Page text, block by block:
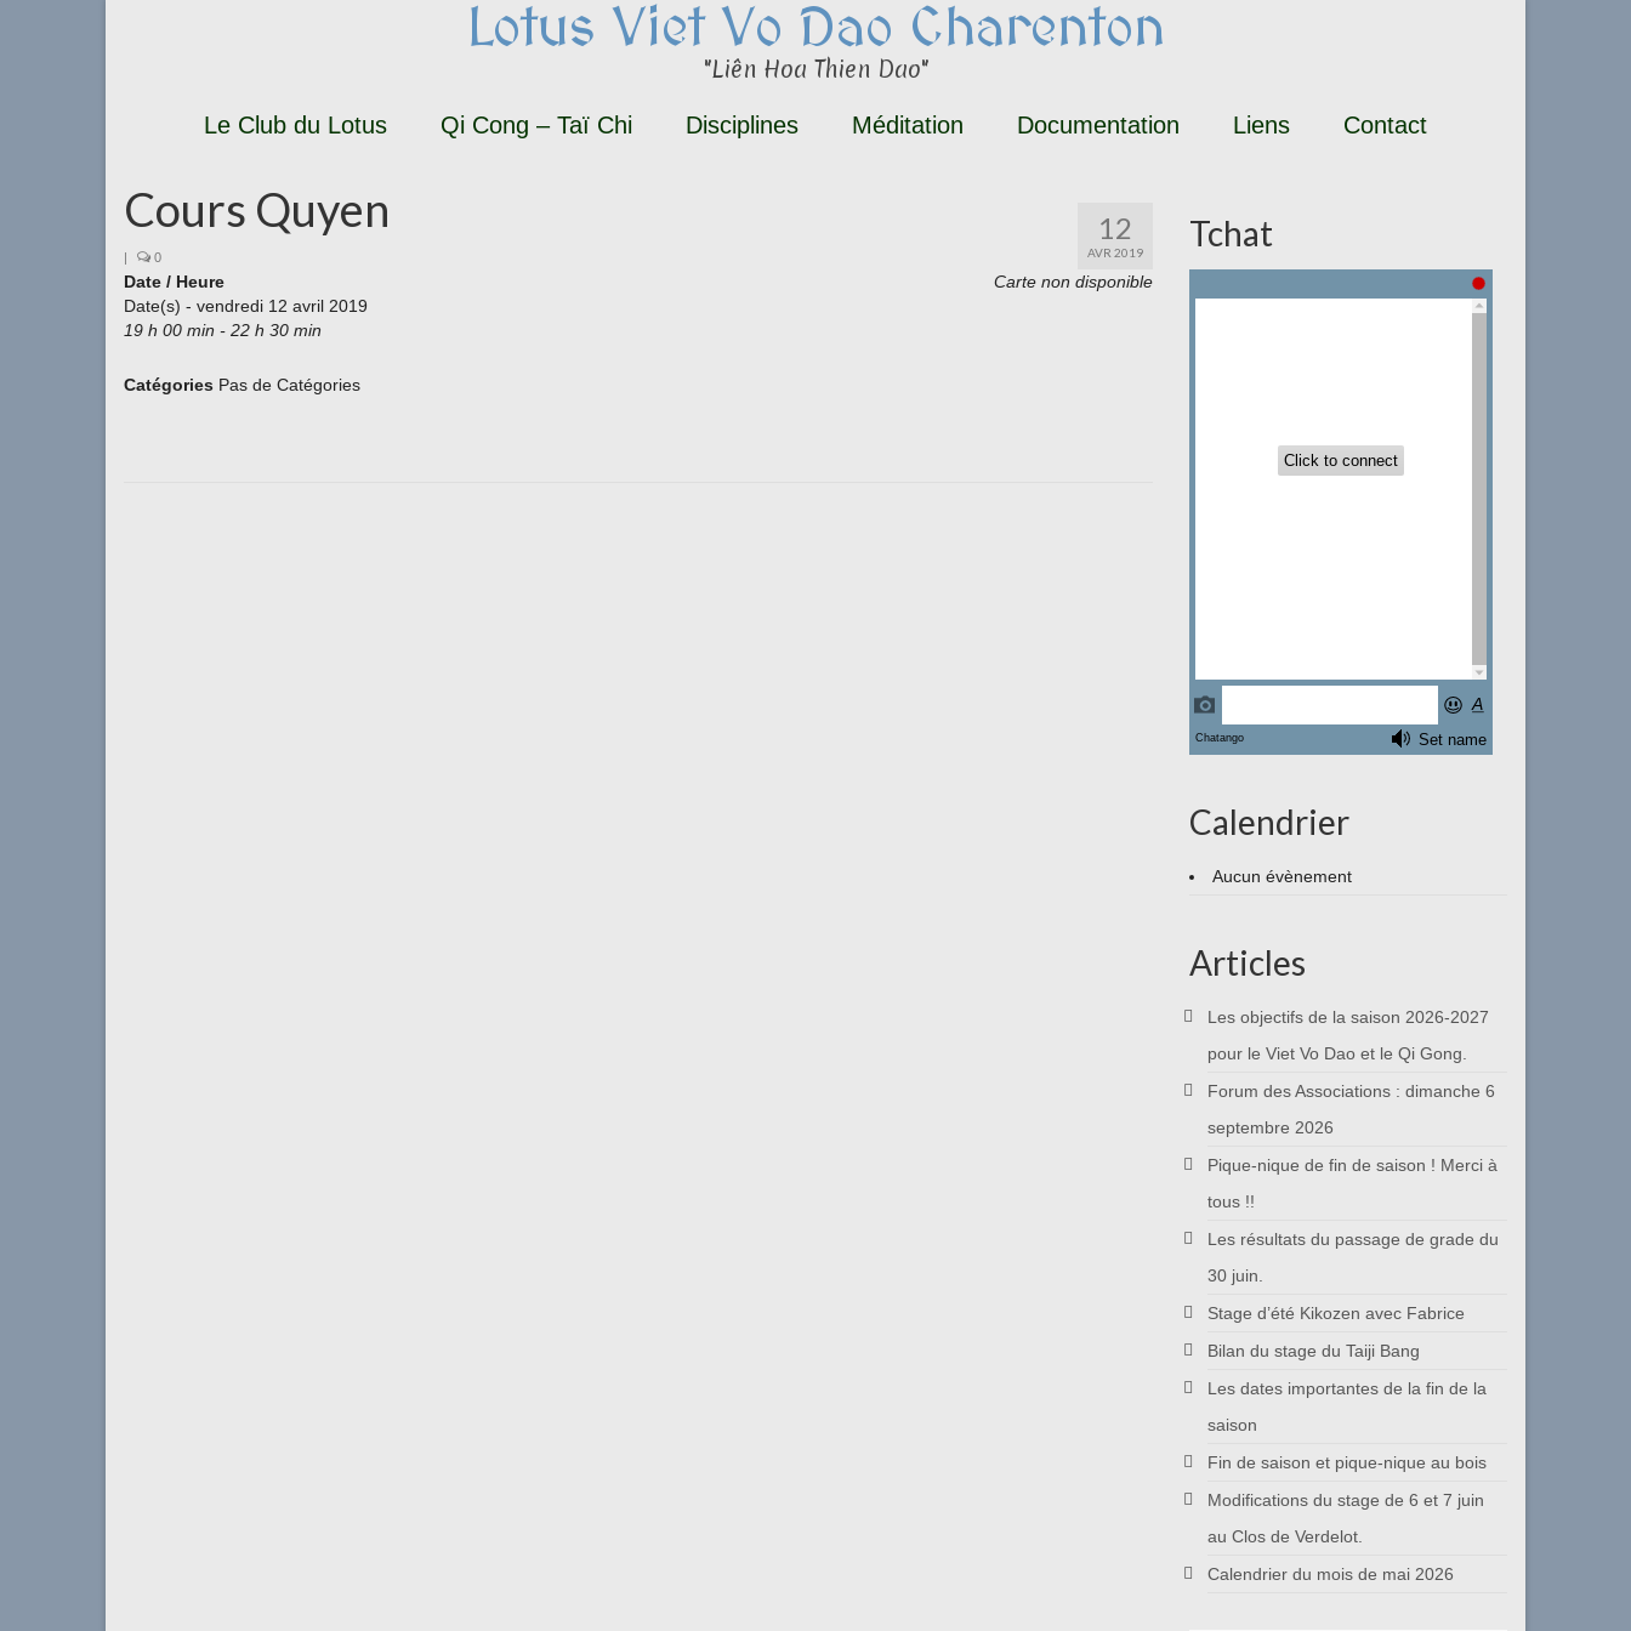
Lotus Viet Vo Dao Charenton
"Liên Hoa Thien Dao"
Le Club du Lotus Qi Cong – Taï Chi Disciplines Méditation Documentation Liens Contact
12
AVR 2019
Cours Quyen
| 0
Carte non disponible
Date / Heure
Date(s) - vendredi 12 avril 2019
19 h 00 min - 22 h 30 min
Catégories Pas de Catégories
Tchat
Calendrier
Aucun évènement
Articles
Les objectifs de la saison 2026-2027
pour le Viet Vo Dao et le Qi Gong.
Forum des Associations : dimanche 6
septembre 2026
Pique-nique de fin de saison ! Merci à
tous !!
Les résultats du passage de grade du
30 juin.
Stage d’été Kikozen avec Fabrice
Bilan du stage du Taiji Bang
Les dates importantes de la fin de la
saison
Fin de saison et pique-nique au bois
Modifications du stage de 6 et 7 juin
au Clos de Verdelot.
Calendrier du mois de mai 2026